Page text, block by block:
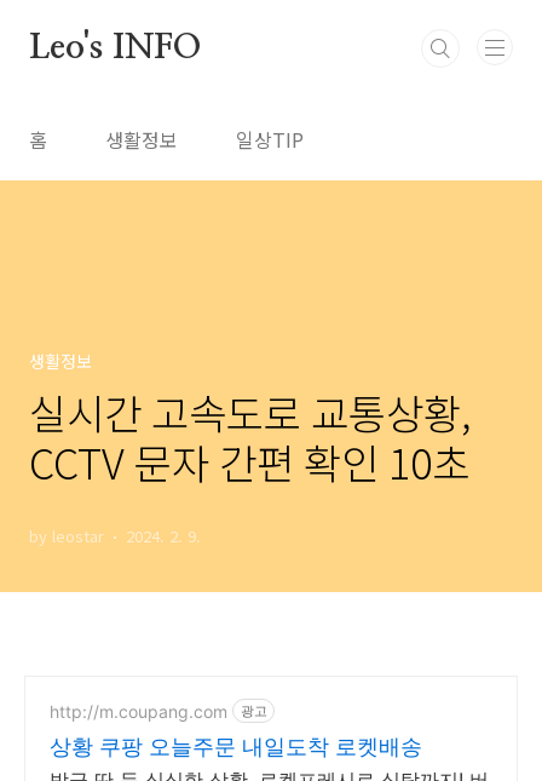
Leo's INFO
홈 생활정보 일상TIP
생활정보
실시간 고속도로 교통상황,
CCTV 문자 간편 확인 10초
by leostar 2024. 2. 9.
http://m.coupang.com 광고
상황 쿠팡 오늘주문 내일도착 로켓배송